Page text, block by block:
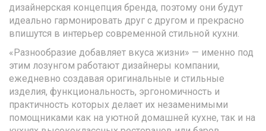
дизайнерская концепция бренда, поэтому они будут
идеально гармонировать друг с другом и прекрасно
впишутся в интерьер современной стильной кухни.
«Разнообразие добавляет вкуса жизни» — именно под
этим лозунгом работают дизайнеры компании,
ежедневно создавая оригинальные и стильные
изделия, функциональность, эргономичность и
практичность которых делает их незаменимыми
помощниками как на уютной домашней кухне, так и на